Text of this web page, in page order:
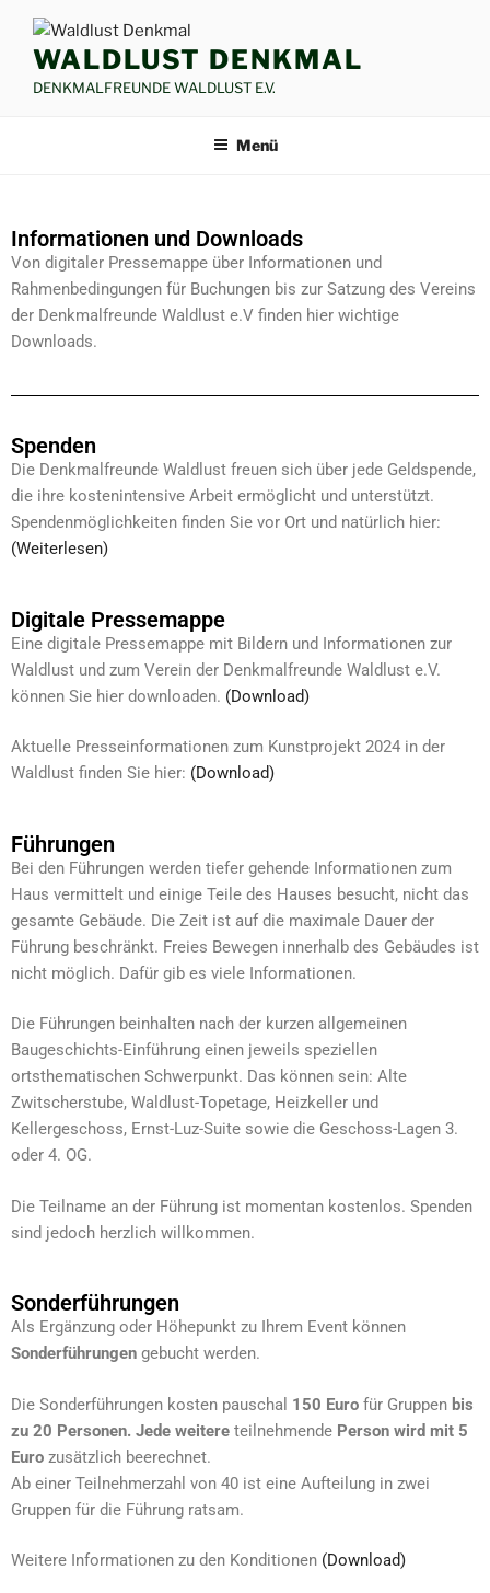
WALDLUST DENKMAL
DENKMALFREUNDE WALDLUST E.V.
Menü
Informationen und Downloads
Von digitaler Pressemappe über Informationen und
Rahmenbedingungen für Buchungen bis zur Satzung des Vereins
der Denkmalfreunde Waldlust e.V finden hier wichtige
Downloads.
Spenden
Die Denkmalfreunde Waldlust freuen sich über jede Geldspende,
die ihre kostenintensive Arbeit ermöglicht und unterstützt.
Spendenmöglichkeiten finden Sie vor Ort und natürlich hier:
(Weiterlesen)
Digitale Pressemappe
Eine digitale Pressemappe mit Bildern und Informationen zur
Waldlust und zum Verein der Denkmalfreunde Waldlust e.V.
können Sie hier downloaden. (Download)
Aktuelle Presseinformationen zum Kunstprojekt 2024 in der
Waldlust finden Sie hier: (Download)
Führungen
Bei den Führungen werden tiefer gehende Informationen zum
Haus vermittelt und einige Teile des Hauses besucht, nicht das
gesamte Gebäude. Die Zeit ist auf die maximale Dauer der
Führung beschränkt. Freies Bewegen innerhalb des Gebäudes ist
nicht möglich. Dafür gib es viele Informationen.
Die Führungen beinhalten nach der kurzen allgemeinen
Baugeschichts-Einführung einen jeweils speziellen
ortsthematischen Schwerpunkt. Das können sein: Alte
Zwitscherstube, Waldlust-Topetage, Heizkeller und
Kellergeschoss, Ernst-Luz-Suite sowie die Geschoss-Lagen 3.
oder 4. OG.
Die Teilname an der Führung ist momentan kostenlos. Spenden
sind jedoch herzlich willkommen.
Sonderführungen
Als Ergänzung oder Höhepunkt zu Ihrem Event können
Sonderführungen gebucht werden.
Die Sonderführungen kosten pauschal 150 Euro für Gruppen bis
zu 20 Personen. Jede weitere teilnehmende Person wird mit 5
Euro zusätzlich beerechnet.
Ab einer Teilnehmerzahl von 40 ist eine Aufteilung in zwei
Gruppen für die Führung ratsam.
Weitere Informationen zu den Konditionen (Download)